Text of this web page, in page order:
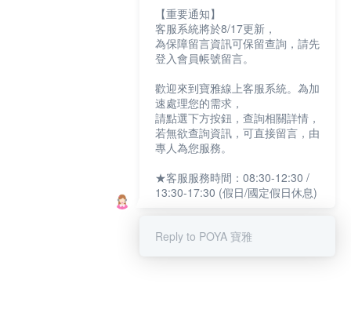
【重要通知】
客服系統將於8/17更新，
為保障留言資訊可保留查詢，請先
登入會員帳號留言。
歡迎來到寶雅線上客服系統。為加
速處理您的需求，
請點選下方按鈕，查詢相關詳情，
若無欲查詢資訊，可直接留言，由
專人為您服務。
★客服服務時間：08:30-12:30 /
13:30-17:30 (假日/國定假日休息)
Reply to POYA 寶雅